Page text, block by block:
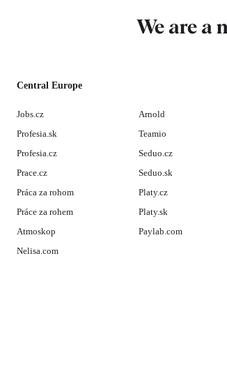
We are a
Central Europe
Jobs.cz
Profesia.sk
Profesia.cz
Prace.cz
Práca za rohom
Práce za rohem
Atmoskop
Nelisa.com
Arnold
Teamio
Seduo.cz
Seduo.sk
Platy.cz
Platy.sk
Paylab.com